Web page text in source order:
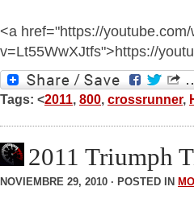
<a href="https://
v=Lt55WwXJtfs">https://
Tags: <2011, 800, crossrunner,
2011 Triumph
NOVIEMBRE 29, 2010 · POSTED IN